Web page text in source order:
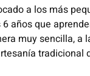
a los más
años que
muy sencilla, a
tradicional